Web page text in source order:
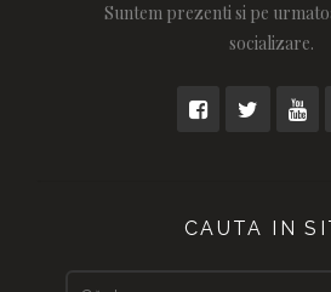
Suntem prezenti si pe
socializare.
CAUTA IN